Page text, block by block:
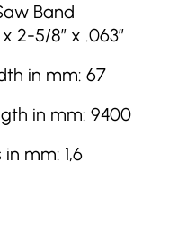
Band
x 2-5/8″ x .063″
in mm: 67
in mm: 9400
mm: 1,6